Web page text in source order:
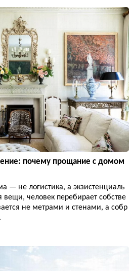
почему прощание с домом
— не логистика, а экзистенциаль
человек перебирает собстве
не метрами и стенами, а собр